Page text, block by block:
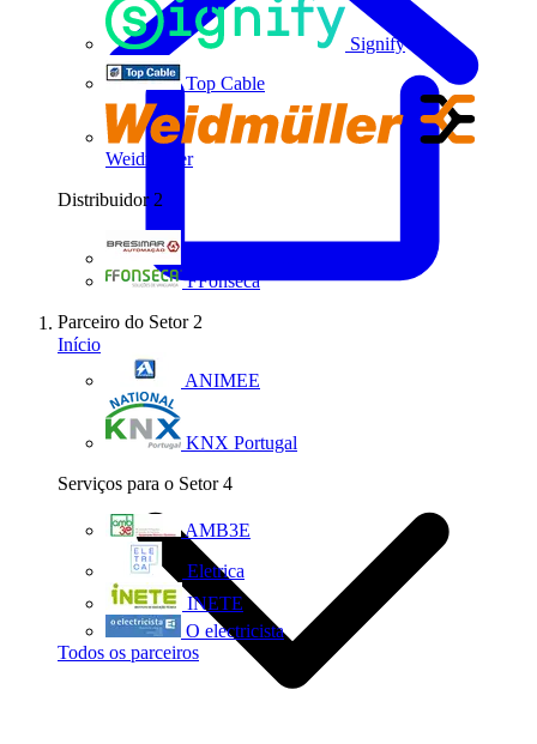
Signify
Top Cable
Weidmüller
Distribuidor 2
FFonseca
Parceiro do Setor 2
ANIMEE
KNX Portugal
Serviços para o Setor 4
AMB3E
Eletrica
INETE
O electricista
Todos os parceiros
Início